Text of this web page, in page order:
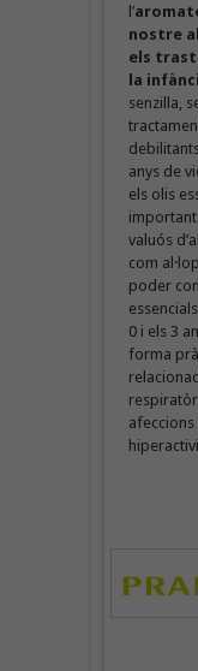
l’
nostre
els
la
senzilla,
anys de
els olis
valuós
com
poder
0 i els 3
forma